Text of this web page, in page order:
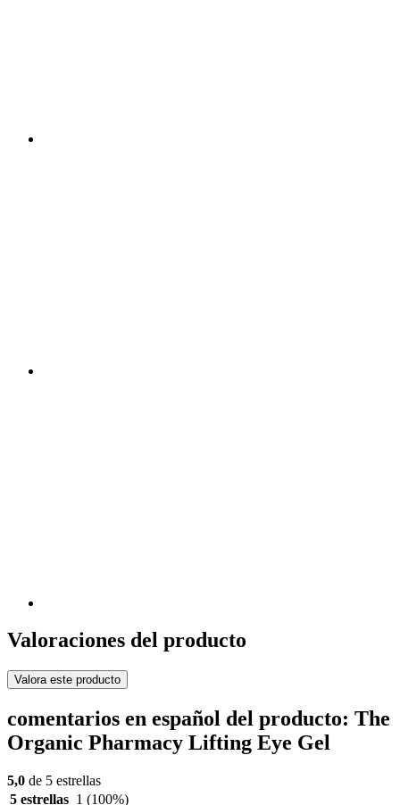
Valoraciones del producto
Valora este producto
comentarios en español del producto: The
Organic Pharmacy Lifting Eye Gel
5,0 de 5 estrellas
5 estrellas 1 (100%)